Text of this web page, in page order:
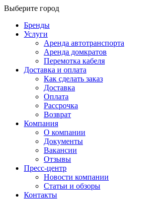
Выберите город
Бренды
Услуги
Аренда автотранспорта
Аренда домкратов
Перемотка кабеля
Доставка и оплата
Как сделать заказ
Доставка
Оплата
Рассрочка
Возврат
Компания
О компании
Документы
Вакансии
Отзывы
Пресс-центр
Новости компании
Статьи и обзоры
Контакты